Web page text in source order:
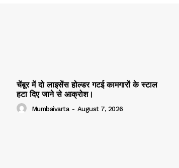
चेंबूर में दो लाइसेंस होल्डर गटई कामगारों के स्टाल
हटा दिए जाने से आक्रोश।
Mumbaivarta - August 7, 2026